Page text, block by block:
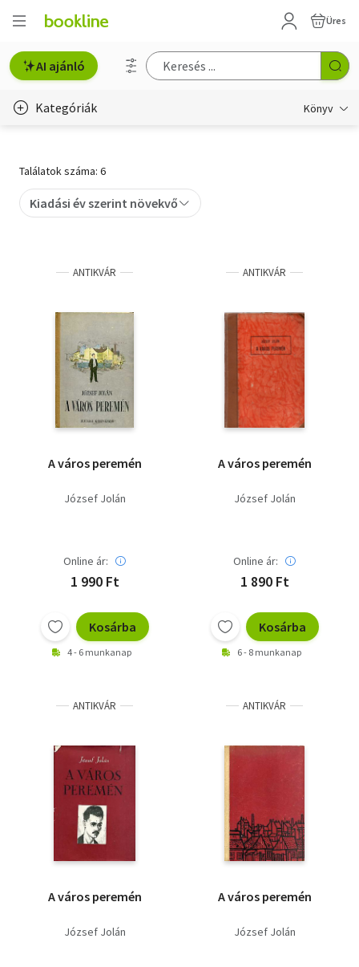
Üres
AI ajánló
Kategóriák Könyv
Gyermek- és ifjúsági
Művészet
Szakkönyv
Szótár, nyelvkönyv
Tankönyv, segédkönyv
Társadalomtudomány
Természettudomány
Találatok száma: 6
Kiadási év szerint növekvő
ANTIKVÁR
A város peremén
József Jolán
Online ár:
1 990 Ft
Kosárba
4 - 6 munkanap
ANTIKVÁR
A város peremén
József Jolán
Online ár:
1 890 Ft
Kosárba
6 - 8 munkanap
ANTIKVÁR
A város peremén
József Jolán
ANTIKVÁR
A város peremén
József Jolán